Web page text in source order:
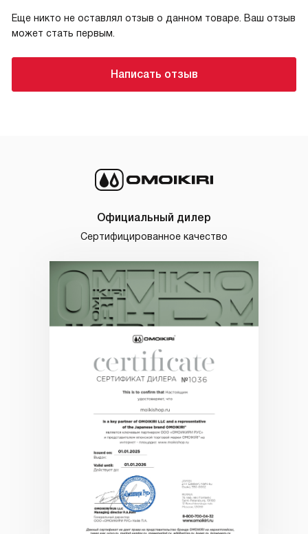
Еще никто не оставлял отзыв о данном товаре. Ваш отзыв
может стать первым.
Написать отзыв
Официальный дилер
Сертифицированное качество